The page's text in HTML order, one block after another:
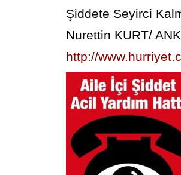
Şiddete Seyirci
Nurettin KURT/
http://